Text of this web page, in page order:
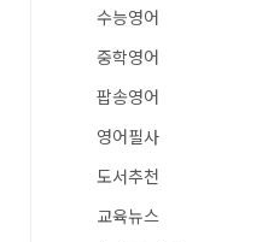
수능영어
중학영어
팝송영어
영어필사
도서추천
교육뉴스